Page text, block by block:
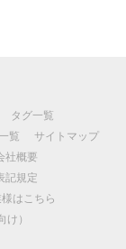
タグ一覧
覧
サイトマップ
社概要
記規定
はこちら
）